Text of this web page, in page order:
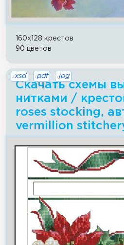
160x128 крестов
90 цветов
Скачать схемы
нитками /
roses stocking,
vermillion
.xsd .pdf .jpg